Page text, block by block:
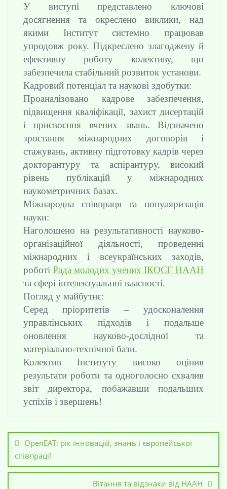
У виступі представлено ключові
досягнення та окреслено виклики, над
якими Інститут системно працював
упродовж року. Підкреслено злагоджену й
ефективну роботу колективу, що
забезпечила стабільний розвиток установи.
Кадровий потенціал та наукові здобутки:
Проаналізовано кадрове забезпечення,
підвищення кваліфікації, захист дисертацій
і присвоєння вчених звань. Відзначено
зростання міжнародних договорів і
стажувань, активну підготовку кадрів через
докторантуру та аспірантуру, високий
рівень публікацій у міжнародних
наукометричних базах.
Міжнародна співпраця та популяризація
науки:
Наголошено на результативності науково-
організаційної діяльності, проведенні
міжнародних і всеукраїнських заходів,
роботі Рада молодих учених ІКОСГ НААН
та сфері інтелектуальної власності.
Погляд у майбутнє:
Серед пріоритетів – удосконалення
управлінських підходів і подальше
оновлення науково-дослідної та
матеріально-технічної бази.
Колектив Інституту високо оцінив
результати роботи та одноголосно схвалив
звіт директора, побажавши подальших
успіхів і звершень!
OpenEAT: рік інновацій, знань і європейської
співпраці!
Вітання та відзнаки від НААН